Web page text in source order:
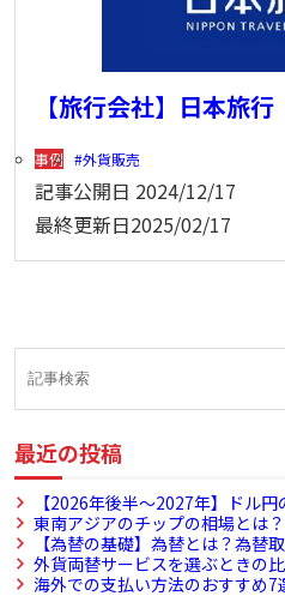
【旅行会社】日本旅行
事例 外貨販売
記事公開日 2024/12/17
最終更新日2025/02/17
最近の投稿
【2026年後半～2027年】ドル
えたい為替動向とリスク対策
東南アジアのチップの相場とは
介！
【為替の基礎】為替とは？為替
外貨両替サービスを選ぶときの
確認すべき視点
海外での支払い方法のおすすめ7